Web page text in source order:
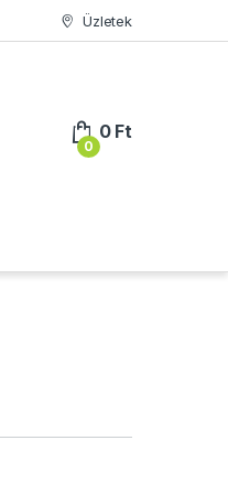
Üzletek
0
0 Ft